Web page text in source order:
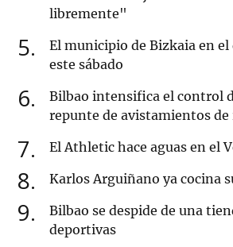
libremente"
5
El municipio de Bizkaia en
este sábado
6
Bilbao intensifica el control
repunte de avistamientos de
7 El Athletic hace aguas en el
8 Karlos Arguiñano ya cocina
9
Bilbao se despide de una
deportivas